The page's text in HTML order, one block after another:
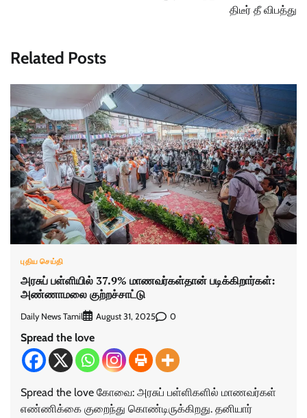
திடீர் தீ விபத்து
Related Posts
புதிய செய்தி
அரசுப் பள்ளியில் 37.9% மாணவர்கள்தான் படிக்கிறார்கள்:
அண்ணாமலை குற்றச்சாட்டு
Daily News Tamil August 31, 2025 0
Spread the love
Spread the love கோவை: அரசுப் பள்ளிகளில் மாணவர்கள்
எண்ணிக்கை குறைந்து கொண்டிருக்கிறது. தனியார்